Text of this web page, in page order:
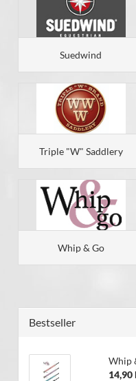
Suedwind
Triple "W" Saddlery
Whip & Go
Bestseller
Whip
14,90